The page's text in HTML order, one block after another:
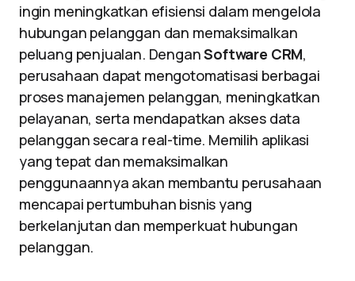
ingin meningkatkan efisiensi dalam mengelola
hubungan pelanggan dan memaksimalkan
peluang penjualan. DenganSoftware CRM,
perusahaan dapat mengotomatisasi berbagai
proses manajemen pelanggan, meningkatkan
pelayanan, serta mendapatkan akses data
pelanggan secara real-time. Memilih aplikasi
yang tepat dan memaksimalkan
penggunaannya akan membantu perusahaan
mencapai pertumbuhan bisnis yang
berkelanjutan dan memperkuat hubungan
pelanggan.